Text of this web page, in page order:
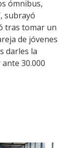
ómnibus,
subrayó
tras tomar un
de jóvenes
darles la
30.000